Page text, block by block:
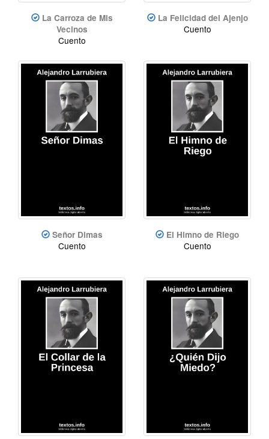
La Carroza de Mis
Vecinos
Cuento
La Felicidad del Ajenjo
Cuento
Señor Dimas
Cuento
El Himno de Riego
Cuento